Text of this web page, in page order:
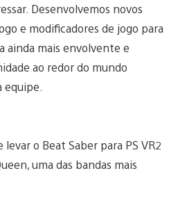
Desenvolvemos novos
e modificadores de jogo para
ainda mais envolvente e
ao redor do mundo
o Beat Saber para PS VR2
uma das bandas mais